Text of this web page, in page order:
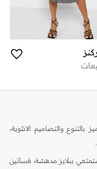
بالتنوع والتصاميم الانثوية،
ببلايز مدهشة، فساتين